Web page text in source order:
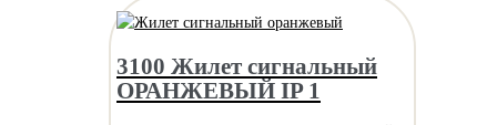
3100 Жилет сигнальный
ОРАНЖЕВЫЙ IP 1